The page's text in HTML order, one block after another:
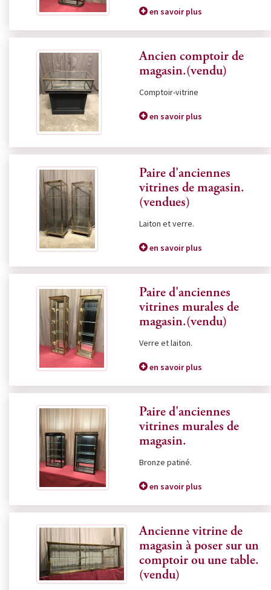
en savoir plus
Ancien comptoir de
magasin.(vendu)
Comptoir-vitrine
en savoir plus
Paire d'anciennes
vitrines de magasin.
(vendues)
Laiton et verre.
en savoir plus
Paire d'anciennes
vitrines murales de
magasin.(vendu)
Verre et laiton.
en savoir plus
Paire d'anciennes
vitrines murales de
magasin.
Bronze patiné.
en savoir plus
Ancienne vitrine de
magasin à poser sur un
comptoir ou une table.
(vendu)